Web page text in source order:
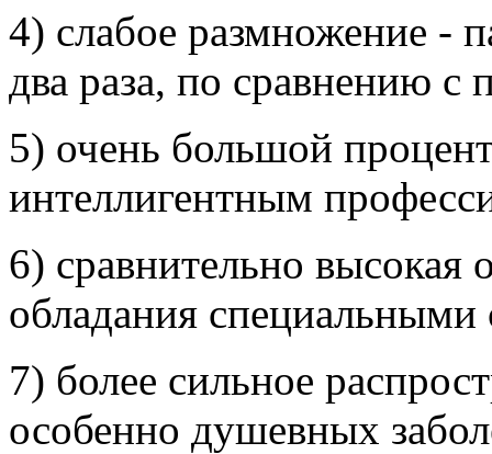
4) слабое размножение -
два раза, по сравнению
5) очень большой
интеллигентным
6) сравнительно высокая
обладания
7) более сильное
особенно душевных